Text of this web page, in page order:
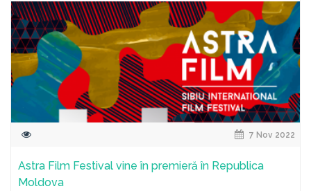
7 Nov 2022
Astra Film Festival vine în premieră în Republica
Moldova